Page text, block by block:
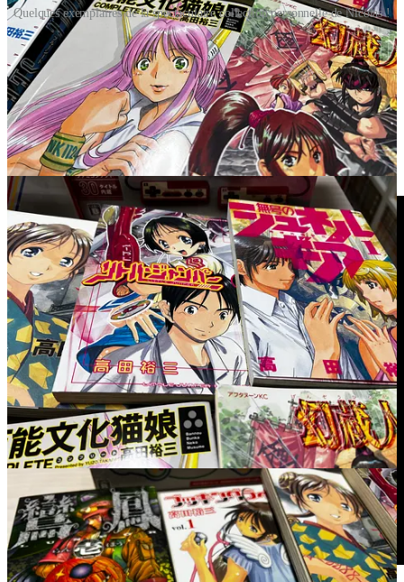
Quelques exemplaires de la spectaculaire collection personnelle de Nicolas !
Quant à moi, je vous parle du jeu indépendantGravity
Circuit
sorti en 2023 ! Il s’agit d’un hommage à la série
Mega Man Zero de Capcom, développé par une
minuscule équipe. Le résultat est tout simplement
spectaculaire !
Voici quelques liens vers les jeux abordés dans mon
TAKE commeBerserk Boy Bat Boyet…Gravity
Circuit!